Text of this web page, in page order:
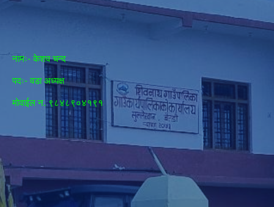
नामः- केशव चन्द
पदः- वडा अध्यक्ष
मोवाईल न‌. ९८४८९०४१९१